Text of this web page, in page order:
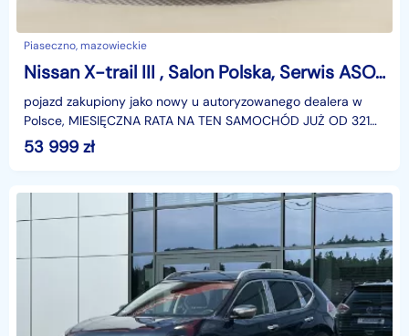
Piaseczno, mazowieckie
Nissan X-trail III , Salon Polska, Serwis ASO, Skóra, Navi, Klimatronic,
pojazd zakupiony jako nowy u autoryzowanego dealera w
Polsce, MIESIĘCZNA RATA NA TEN SAMOCHÓD JUŻ OD 321
PLN*Podana w ogłoszeniu lokalizacja pojazdu jest aktua
53 999 zł